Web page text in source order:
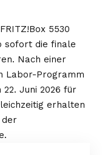
5530
sofort die finale
Nach einer
Labor-Programm
Juni 2026 für
erhalten
der